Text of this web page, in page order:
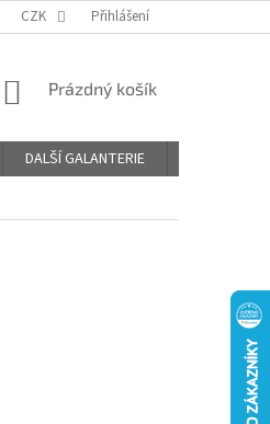
PODMÍNKY OCHRANY OSOBNÍCH ÚDAJŮ
CZK Přihlášení
NÁKUPNÍ
Prázdný košík
DALŠÍ GALANTERIE